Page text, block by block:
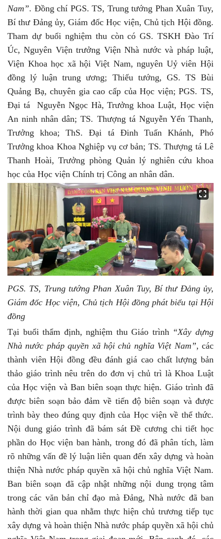
Nam”. Đồng chí PGS.TS, Trung tướng Phan Xuân Tuy,
Bí thư Đảng ủy, Giám đốc Học viện, Chủ tịch Hội đồng.
Tham dự buổi nghiệm thu còn cóGS.TSKH Đào Trí
Úc,Nguyên Viện trưởng Viện Nhà nước và pháp luật,
Viện Khoa học xã hội Việt Nam, nguyên Uỷ viên Hội
đồng lý luận trung ương; Thiếu tướng, GS. TS Bùi
Quảng Bạ, chuyên gia cao cấp của Học viện; PGS. TS,
Đại tá Nguyễn Ngọc Hà, Trưởng khoa Luật, Học viện
An ninh nhân dân; TS. Thượng tá Nguyễn Yến Thanh,
Trưởng khoa; ThS. Đại tá Đinh Tuấn Khánh, Phó
Trưởng khoa Khoa Nghiệp vụ cơ bản; TS. Thượng tá Lê
Thanh Hoài, Trưởng phòng Quản lý nghiên cứu khoa
học của Học viện Chính trị Công an nhân dân.
PGS. TS, Trung tướng Phan Xuân Tuy, Bí thư Đảng ủy,
Giám đốc Học viện, Chủ tịch Hội đồng phát biểu tại Hội
đồng
Tại buổi thẩm định, nghiệm thu Giáo trình “Xây dựng
Nhà nước pháp quyền xã hội chủ nghĩa Việt Nam”, các
thành viên Hội đồng đều đánh giá cao chất lượng bản
thảo giáo trình nêu trên do đơn vị chủ trì là Khoa Luật
của Học viện và Ban biên soạn thực hiện. Giáo trình đã
được biên soạn bảo đảm về tiến độ biên soạn và được
trình bày theo đúng quy định của Học viện về thể thức.
Nội dung giáo trình đã bám sát Đề cương chi tiết học
phần do Học viện ban hành, trong đó đã phân tích, làm
rõ những vấn đề lý luận liên quan đến xây dựng và hoàn
thiện Nhà nước pháp quyền xã hội chủ nghĩa Việt Nam.
Ban biên soạn đã cập nhật những nội dung trọng tâm
trong các văn bản chỉ đạo mà Đảng, Nhà nước đã ban
hành thời gian qua nhằm thực hiện chủ trương tiếp tục
xây dựng và hoàn thiện Nhà nước pháp quyền xã hội chủ